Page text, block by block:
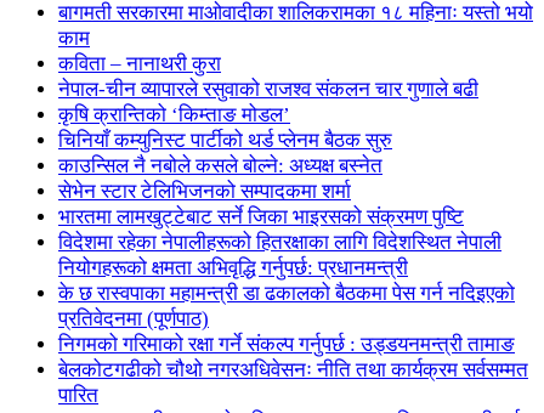
बागमती सरकारमा माओवादीका शालिकरामका १८ महिनाः यस्तो भयो
काम
कविता – नानाथरी कुरा
नेपाल-चीन व्यापारले रसुवाको राजश्व संकलन चार गुणाले बढी
कृषि क्रान्तिको ‘किम्ताङ मोडल’
चिनियाँ कम्युनिस्ट पार्टीको थर्ड प्लेनम बैठक सुरु
काउन्सिल नै नबोले कसले बोल्ने: अध्यक्ष बस्नेत
सेभेन स्टार टेलिभिजनको सम्पादकमा शर्मा
भारतमा लामखुट्टेबाट सर्ने जिका भाइरसको संक्रमण पुष्टि
विदेशमा रहेका नेपालीहरूको हितरक्षाका लागि विदेशस्थित नेपाली
नियोगहरूको क्षमता अभिवृद्धि गर्नुपर्छ: प्रधानमन्त्री
के छ रास्वपाका महामन्त्री डा ढकालको बैठकमा पेस गर्न नदिइएको
प्रतिवेदनमा (पूर्णपाठ)
निगमको गरिमाको रक्षा गर्ने संकल्प गर्नुपर्छ : उड्डयनमन्त्री तामाङ
बेलकोटगढीको चौथो नगरअधिवेसनः नीति तथा कार्यक्रम सर्वसम्मत
पारित